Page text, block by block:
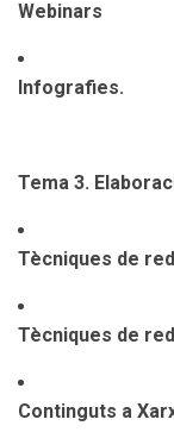
Webinars
Infografies.
Tema 3.
Tècniques de
Tècniques de
Continguts a